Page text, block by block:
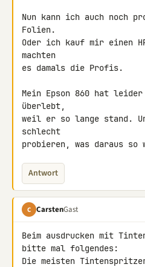
Nun kann ich auch noch
Folien.
Oder ich kauf mir einen
machten
es damals die Profis.
Mein Epson 860 hat
überlebt,
weil er so lange stand.
schlecht
probieren, was daraus so
Antwort
C CarstenGast
Beim ausdrucken mit
bitte mal folgendes:
Die meisten